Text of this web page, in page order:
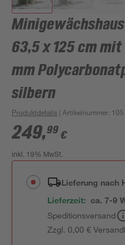
63,5 x 125 cm
mm
silbern
Produktdetails | Artikelnummer:
249,99 €
inkl. 19% MwSt.
Lieferung nach
Lieferzeit: ca. 7-9
Speditionsversand
Zzgl. 0,00 €